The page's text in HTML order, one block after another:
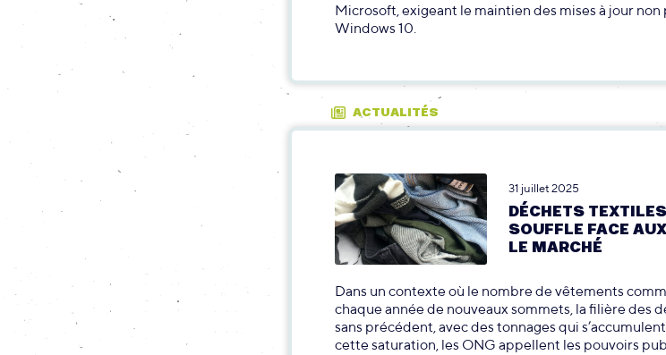
Microsoft, exigeant le maintien des mises à jour
Windows 10.
ACTUALITÉS
31 juillet 2025
DÉCHETS
SOUFFLE FACE
LE MARCHÉ
Dans un contexte où le nombre de vêtements
chaque année de nouveaux sommets, la filière des
sans précédent, avec des tonnages qui
cette saturation, les ONG appellent les pouvoirs